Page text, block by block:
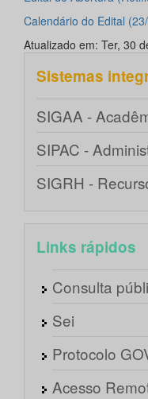
Calendário do Edital
Atualizado em: Ter, 30
Sistemas
SIGAA -
SIPAC -
SIGRH -
Links rápidos
Consulta
Sei
Protocolo
Acesso